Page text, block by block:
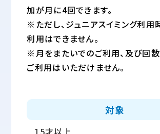
加が月に4回できます。
※ただし、ジュニアスイミング利用
利用はできません。
※月をまたいでのご利用、及び回
ご利用はいただけません。
対象
15才以上